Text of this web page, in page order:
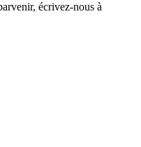
écrivez-nous à